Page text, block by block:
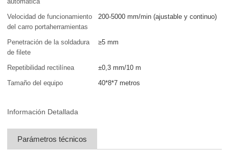
Velocidad de funcionamiento
del carro portaherramientas
200-5000 mm/min (ajustable y continuo)
Penetración de la soldadura
de filete
≥5 mm
Repetibilidad rectilínea
±0,3 mm/10 m
Tamaño del equipo
40*8*7 metros
Información Detallada
Parámetros técnicos